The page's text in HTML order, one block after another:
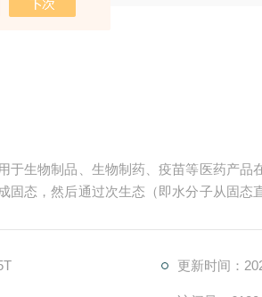
于生物制品、生物制药、疫苗等医药产品
固态，然后通过次生态（即水分子从固态
更新时间：